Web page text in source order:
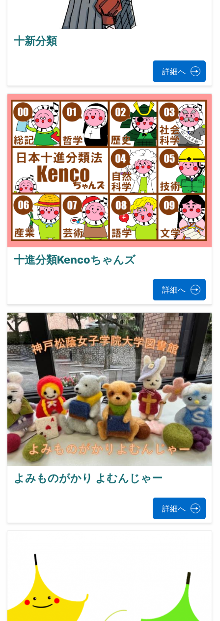
十新分類
詳細へ
十進分類Kencoちゃんズ
詳細へ
よみものがかり よむんじゃー
詳細へ